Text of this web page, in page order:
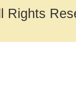
Rights